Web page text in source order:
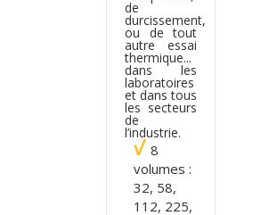
de
durcissement,
ou de tout
autre essai
thermique...
dans les
laboratoires
et dans tous
les secteurs
de
l’industrie.
8
volumes :
32, 58,
112, 225,